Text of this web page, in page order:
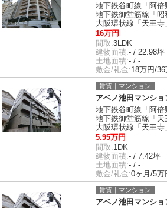
地下鉄谷町線「阿倍
地下鉄御堂筋線「
大阪環状線「天王寺
16万円
間取:3LDK
建物面積:- / 22.98坪
土地面積:- / -
敷金/礼金:18万円/36
賃貸｜マンション
アベノ池田マンショ
地下鉄谷町線「阿倍
地下鉄御堂筋線「
大阪環状線「天王寺
5.95万円
間取:1DK
建物面積:- / 7.42坪
土地面積:- / -
敷金/礼金:0ヶ月/5万
賃貸｜マンション
アベノ池田マンショ